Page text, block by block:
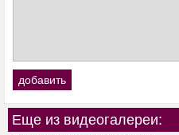
Еще из видеогалереи: